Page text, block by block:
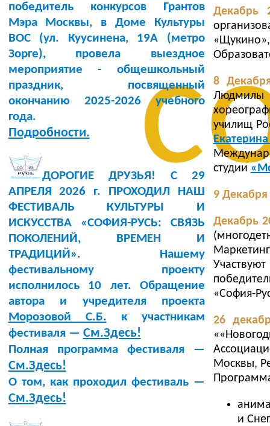
победитель конкурсов Грантов
Мэра Москвы, в Доме Культуры
BOC (ул. Куусинена, 19А (метро
Зорге), провела выездное
мероприятие - общешкольный
праздник, посвященный
окончанию 2025-2026 учебного
года.
Подробности.
ДОРОГИЕ ДРУЗЬЯ! С 29
АПРЕЛЯ 2026 г. ПРОХОДИЛ НАШ
ФЕСТИВАЛЬ КУЛЬТУРЫ И
ИСКУССТВА «СОФИЯ-РУСЬ: СВЯЗЬ
ПОКОЛЕНИЙ, ВРЕМЕН И
ТРАДИЦИЙ». Нашему
фестивальному проекту
исполнилось 10 лет. Обращение
автора и учредителя проекта
Морозовой С.Б. к участникам
фестиваля — См.Здесь!
Полная программа фестиваля —
См.Здесь!
О том, как проходил фестиваль —
См.Здесь!
Декабрь
8
Людмилы
училищ
студии
9 Декабря
Декабрь
«София-
26
Москвы,
и